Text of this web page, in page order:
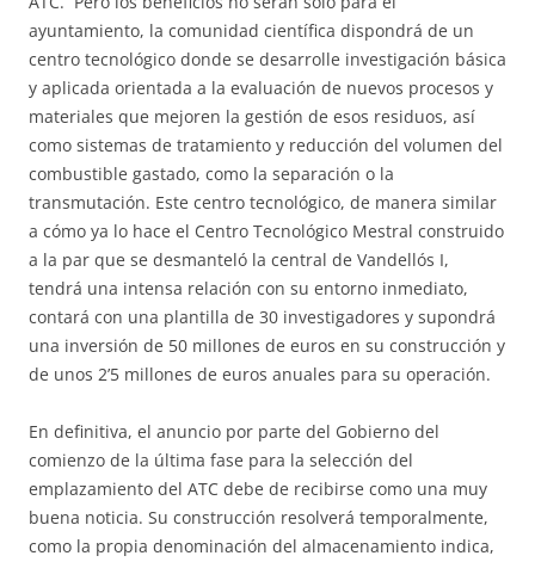
ayuntamiento, la comunidad científica dispondrá de un
centro tecnológico donde se desarrolle investigación básica
y aplicada orientada a la evaluación de nuevos procesos y
materiales que mejoren la gestión de esos residuos, así
como sistemas de tratamiento y reducción del volumen del
combustible gastado, como la separación o la
transmutación. Este centro tecnológico, de manera similar
a cómo ya lo hace el Centro Tecnológico Mestral construido
a la par que se desmanteló la central de Vandellós I,
tendrá una intensa relación con su entorno inmediato,
contará con una plantilla de 30 investigadores y supondrá
una inversión de 50 millones de euros en su construcción y
de unos 2’5 millones de euros anuales para su operación.
En definitiva, el anuncio por parte del Gobierno del
comienzo de la última fase para la selección del
emplazamiento del ATC debe de recibirse como una muy
buena noticia. Su construcción resolverá temporalmente,
como la propia denominación del almacenamiento indica,